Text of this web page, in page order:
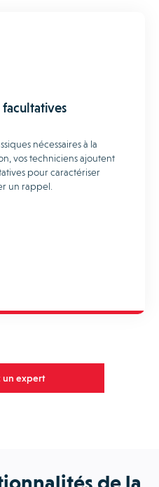
nécessaires à la
vos techniciens ajoutent
pour caractériser
un rappel.
un expert